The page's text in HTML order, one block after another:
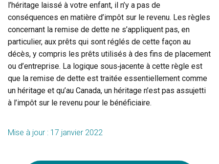
l’héritage laissé à votre enfant, il n’y a pas de
conséquences en matière d’impôt sur le revenu. Les règles
concernant la remise de dette ne s’appliquent pas, en
particulier, aux prêts qui sont réglés de cette façon au
décès, y compris les prêts utilisés à des fins de placement
ou d’entreprise. La logique sous‑jacente à cette règle est
que la remise de dette est traitée essentiellement comme
un héritage et qu’au Canada, un héritage n’est pas assujetti
à l’impôt sur le revenu pour le bénéficiaire.
Mise à jour : 17 janvier 2022